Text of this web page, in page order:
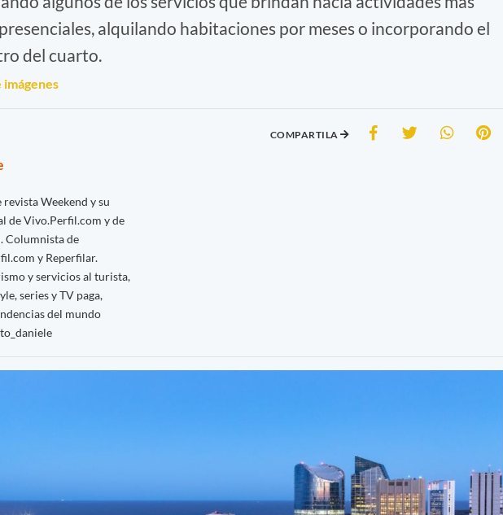
alquilando habitaciones por meses o incorporando el
del cuarto.
imágenes
Weekend y su
de Vivo.Perfil.com y de
Columnista de
y Reperfilar.
y servicios al turista,
series y TV paga,
del mundo
COMPARTILA